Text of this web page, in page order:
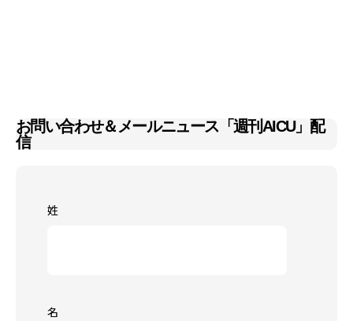
お問い合わせ＆メールニュース「週刊AICU」配
信
姓
名